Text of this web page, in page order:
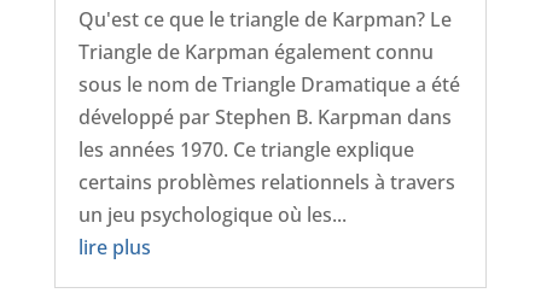
Qu'est ce que le triangle de Karpman? Le
Triangle de Karpman également connu
sous le nom de Triangle Dramatique a été
développé par Stephen B. Karpman dans
les années 1970. Ce triangle explique
certains problèmes relationnels à travers
un jeu psychologique où les...
lire plus